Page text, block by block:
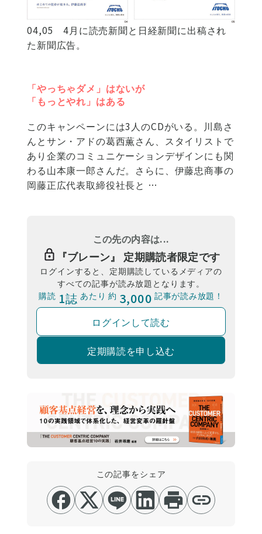
04,05 4月に読売新聞と日経新聞に出稿され
た新聞広告。
「やっちゃダメ」はないが
「もっとやれ」はある
このキャンペーンには3人のCDがいる。川島さ
んとサン・アドの葛西薫さん、スタイリストで
あり企業のコミュニケーションデザインにも関
わる山本康一郎さんだ。さらに、伊藤忠商事の
岡藤正広代表取締役社長と …
この先の内容は...
『ブレーン』 定期購読者限定です
ログインすると、定期購読しているメディアの
すべての記事が読み放題となります。
購読 1誌 あたり 約 3,000 記事が読み放題！
ログインして読む
定期購読を申し込む
この記事をシェア